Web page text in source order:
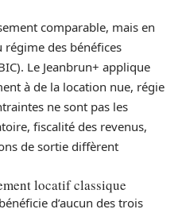
comparable, mais en
des bénéfices
Le Jeanbrun+ applique
à de la location nue, régie
ne sont pas les
fiscalité des revenus,
de sortie diffèrent
locatif classique
d’aucun des trois